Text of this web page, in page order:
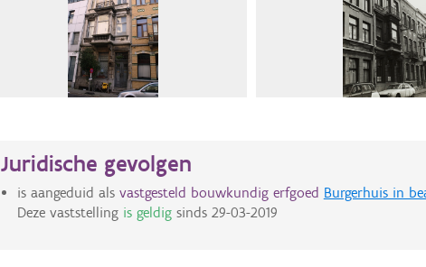
Juridische gevolgen
is aangeduid als vastgesteld bouwkundig erfgoed Burgerhuis in
Deze vaststelling is geldigsinds 29-03-2019